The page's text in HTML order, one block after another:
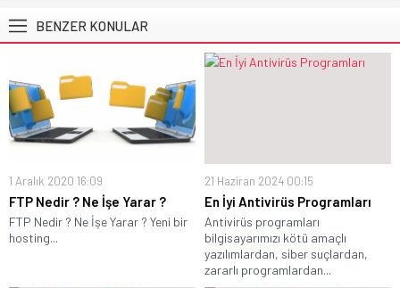
BENZER KONULAR
1 Aralık 2020 16:09
FTP Nedir ? Ne İşe Yarar ?
FTP Nedir ? Ne İşe Yarar ? Yeni bir
hosting...
21 Haziran 2024 00:15
En İyi Antivirüs Programları
Antivirüs programları
bilgisayarımızı kötü amaçlı
yazılımlardan, siber suçlardan,
zararlı programlardan...